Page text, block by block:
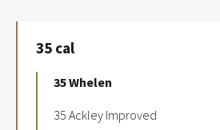
35 cal
35 Whelen
35 Ackley Improved